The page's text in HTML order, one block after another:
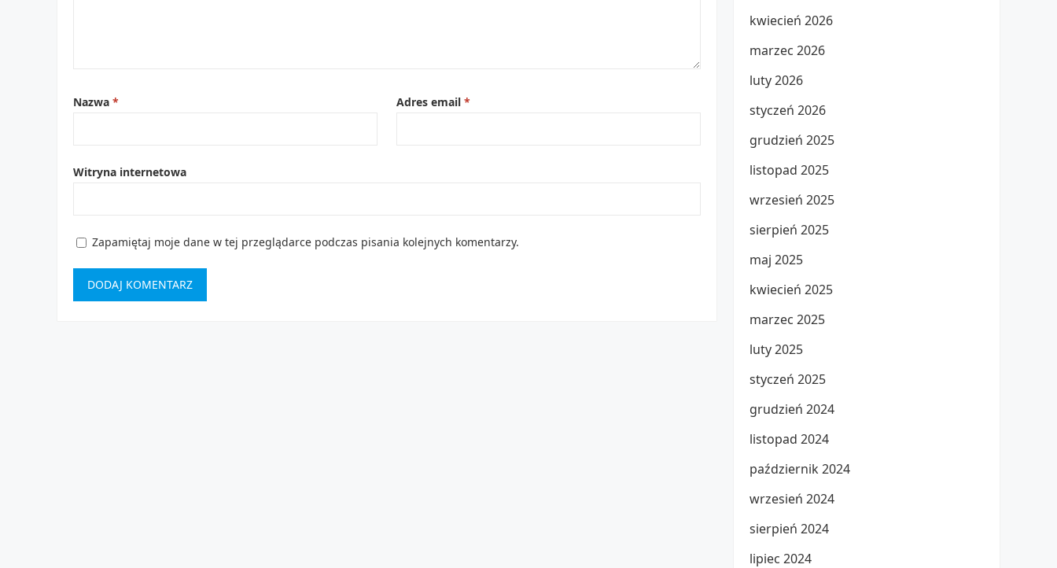
Nazwa * Adres email *
Witryna internetowa
Zapamiętaj moje dane w tej przeglądarce podczas pisania kolejnych komentarzy.
kwiecień 2026
marzec 2026
luty 2026
styczeń 2026
grudzień 2025
listopad 2025
wrzesień 2025
sierpień 2025
maj 2025
kwiecień 2025
marzec 2025
luty 2025
styczeń 2025
grudzień 2024
listopad 2024
październik 2024
wrzesień 2024
sierpień 2024
lipiec 2024